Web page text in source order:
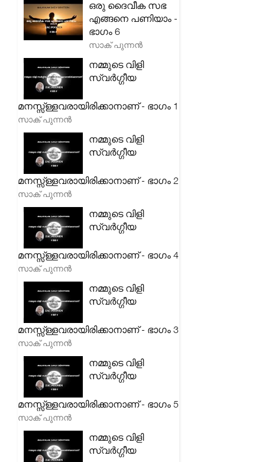
ഒരു ദൈവീക സഭ
എങ്ങനെ പണിയാം -
ഭാഗം 6
സാക് പുന്നൻ
നമ്മുടെ വിളി
സ്വർഗ്ഗീയ
മനസ്സ്ള്ളവരായിരിക്കാനാണ് - ഭാഗം 1
സാക് പുന്നൻ
നമ്മുടെ വിളി
സ്വർഗ്ഗീയ
മനസ്സ്ള്ളവരായിരിക്കാനാണ് - ഭാഗം 2
സാക് പുന്നൻ
നമ്മുടെ വിളി
സ്വർഗ്ഗീയ
മനസ്സ്ള്ളവരായിരിക്കാനാണ് - ഭാഗം 4
സാക് പുന്നൻ
നമ്മുടെ വിളി
സ്വർഗ്ഗീയ
മനസ്സ്ള്ളവരായിരിക്കാനാണ് - ഭാഗം 3
സാക് പുന്നൻ
നമ്മുടെ വിളി
സ്വർഗ്ഗീയ
മനസ്സ്ള്ളവരായിരിക്കാനാണ് - ഭാഗം 5
സാക് പുന്നൻ
നമ്മുടെ വിളി
സ്വർഗ്ഗീയ